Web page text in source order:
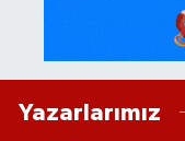
Yazarlarımız